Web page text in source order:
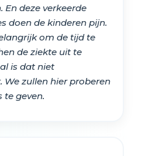
En deze verkeerde
doen de kinderen pijn.
om de tijd te
de ziekte uit te
is dat niet
We zullen hier proberen
te geven.